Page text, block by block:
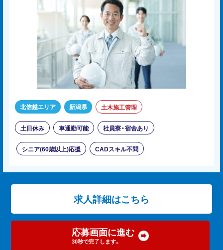
北信越エリア 新潟県 土木施工管理
土日休み 車通勤可能 社員寮・宿舍あり
シニア(60歳以上)応援 CADスキル不問
求人詳細はこちら
応募画面に進む
30秒で完了します。